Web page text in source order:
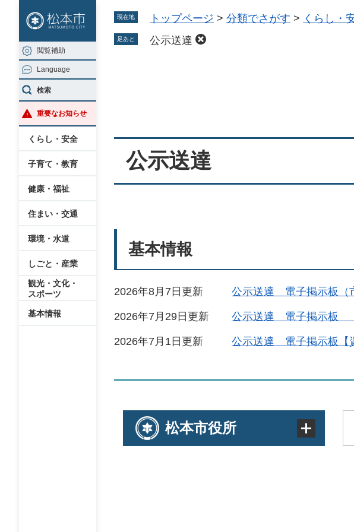
ジ
の
先
頭
で
す
ュ
ー
を
飛
ば
し
閲覧補助
Language
検索
重要なお知らせ
くらし・安全
子育て・教育
健康・福祉
住まい・交通
環境・水道
しごと・産業
観光・文化・
スポーツ
基本情報
現在地 トップページ > 分類でさがす > くらし・
足あと 公示送達
公示送達
基本情報
2026年8月7日更新 公示送達 電子掲示板（
2026年7月29日更新 公示送達 電子掲示板
2026年7月1日更新 公示送達 電子掲示板【
松本市役所